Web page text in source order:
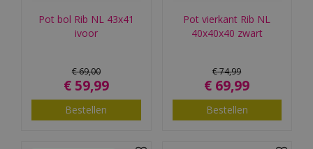
Pot bol Rib NL 43x41
ivoor
€69,00
€ 59,99
Bestellen
Pot vierkant Rib NL
40x40x40 zwart
€74,99
€ 69,99
Bestellen